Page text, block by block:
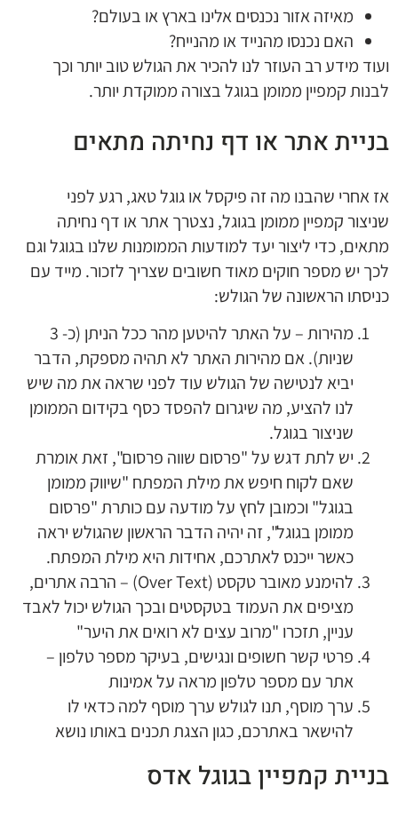
מאיזה אזור נכנסים אלינו בארץ או בעולם?
האם נכנסו מהנייד או מהנייח?
ועוד מידע רב העוזר לנו להכיר את הגולש טוב יותר וכך
לבנות קמפיין ממומן בגוגל בצורה ממוקדת יותר.
בניית אתר או דף נחיתה מתאים
אז אחרי שהבנו מה זה פיקסל או גוגל טאג, רגע לפני
שניצור קמפיין ממומן בגוגל, נצטרך אתר או דף נחיתה
מתאים, כדי ליצור יעד למודעות הממומנות שלנו בגוגל וגם
לכך יש מספר חוקים מאוד חשובים שצריך לזכור. מייד עם
כניסתו הראשונה של הגולש:
מהירות – על האתר להיטען מהר ככל הניתן (כ- 3
שניות). אם מהירות האתר לא תהיה מספקת, הדבר
יביא לנטישה של הגולש עוד לפני שראה את מה שיש
לנו להציע, מה שיגרום להפסד כסף בקידום הממומן
שניצור בגוגל.
יש לתת דגש על "פרסום שווה פרסום", זאת אומרת
שאם לקוח חיפש את מילת המפתח "שיווק ממומן
בגוגל" וכמובן לחץ על מודעה עם כותרת "פרסום
ממומן בגוגל", זה יהיה הדבר הראשון שהגולש יראה
כאשר ייכנס לאתרכם, אחידות היא מילת המפתח.
להימנע מאובר טקסט (Over Text) – הרבה אתרים,
מציפים את העמוד בטקסטים ובכך הגולש יכול לאבד
עניין, תזכרו "מרוב עצים לא רואים את היער"
פרטי קשר חשופים ונגישים, בעיקר מספר טלפון –
אתר עם מספר טלפון מראה על אמינות
ערך מוסף, תנו לגולש ערך מוסף למה כדאי לו
להישאר באתרכם, כגון הצגת תכנים באותו נושא
בניית קמפיין בגוגל אדס